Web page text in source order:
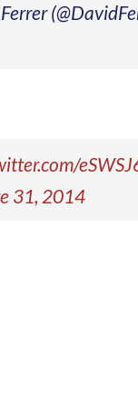
31, 2014